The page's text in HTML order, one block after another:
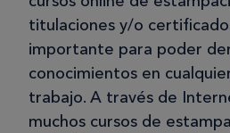
titulaciones y/o
importante para poder
conocimientos en
trabajo. A través de
muchos cursos de